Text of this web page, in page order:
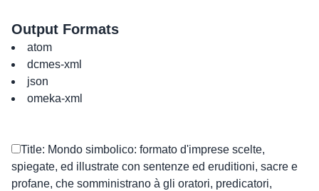
Output Formats
atom
dcmes-xml
json
omeka-xml
Title: Mondo simbolico: formato d'imprese scelte,
spiegate, ed illustrate con sentenze ed eruditioni, sacre e
profane, che somministrano à gli oratori, predicatori,